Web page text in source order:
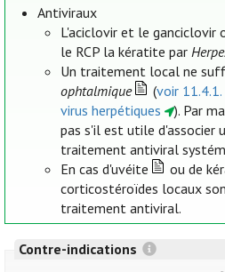
Antiviraux
L'aciclovir et le ganciclovir
le RCP la kératite par
Un traitement local ne
ophtalmique
(voir
virus herpétiques
). Par
pas s'il est utile d'associer
traitement antiviral
En cas d'uvéite
ou de
corticostéroïdes locaux
traitement antiviral.
Contre-indications